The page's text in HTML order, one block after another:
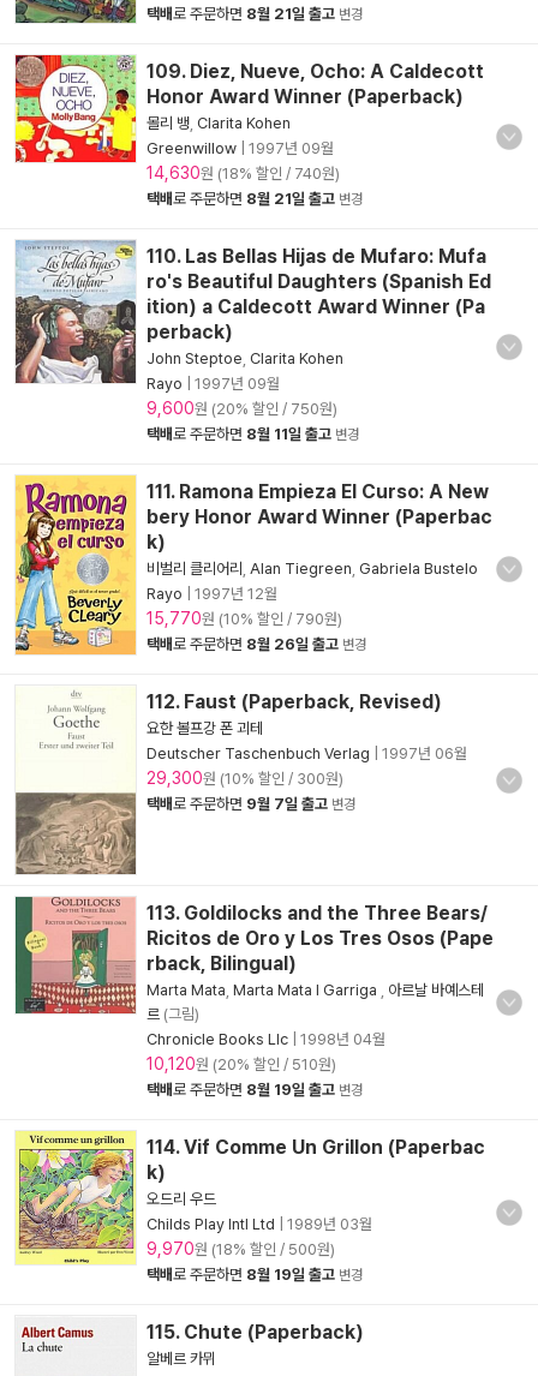
택배로 주문하면 8월 21일 출고 변경
109. Diez, Nueve, Ocho: A Caldecott
Honor Award Winner (Paperback)
몰리 뱅 Clarita Kohen
Greenwillow
1997년 09월
14,630원 (18% 할인 / 740원)
택배로 주문하면 8월 21일 출고 변경
110. Las Bellas Hijas de Mufaro: Mufa
ro's Beautiful Daughters (Spanish Ed
ition) a Caldecott Award Winner (Pa
perback)
John Steptoe Clarita Kohen
Rayo
1997년 09월
9,600원 (20% 할인 / 750원)
택배로 주문하면 8월 11일 출고 변경
111. Ramona Empieza El Curso: A New
bery Honor Award Winner (Paperbac
k)
비벌리 클리어리 Alan Tiegreen Gabriela Bustelo
Rayo
1997년 12월
15,770원 (10% 할인 / 790원)
택배로 주문하면 8월 26일 출고 변경
112. Faust (Paperback, Revised)
요한 볼프강 폰 괴테
Deutscher Taschenbuch Verlag
1997년 06월
29,300원 (10% 할인 / 300원)
택배로 주문하면 9월 7일 출고 변경
113. Goldilocks and the Three Bears/
Ricitos de Oro y Los Tres Osos (Pape
rback, Bilingual)
Marta Mata Marta Mata I Garriga
아르날 바예스테
르 (그림)
Chronicle Books Llc
1998년 04월
10,120원 (20% 할인 / 510원)
택배로 주문하면 8월 19일 출고 변경
114. Vif Comme Un Grillon (Paperbac
k)
오드리 우드
Childs Play Intl Ltd
1989년 03월
9,970원 (18% 할인 / 500원)
택배로 주문하면 8월 19일 출고 변경
115. Chute (Paperback)
알베르 카뮈